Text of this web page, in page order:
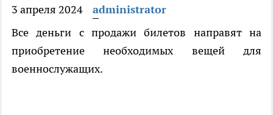
3 апреля 2024
administrator
Все деньги с продажи билетов направят на
приобретение необходимых вещей для
военнослужащих.